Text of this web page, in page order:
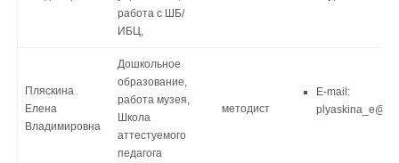
работа с ШБ/
ИБЦ,
Пляскина
Елена
Владимировна
Дошкольное
образование,
работа музея,
Школа
аттестуемого
педагога
методист
E-mail: